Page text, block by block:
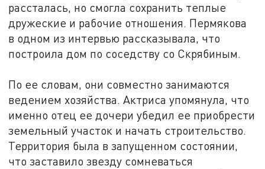
рассталась, но смогла сохранить теплые
дружеские и рабочие отношения. Пермякова
в одном из интервью рассказывала, что
построила дом по соседству со Скрябиным.
По ее словам, они совместно занимаются
ведением хозяйства. Актриса упомянула, что
именно отец ее дочери убедил ее приобрести
земельный участок и начать строительство.
Территория была в запущенном состоянии,
что заставило звезду сомневаться